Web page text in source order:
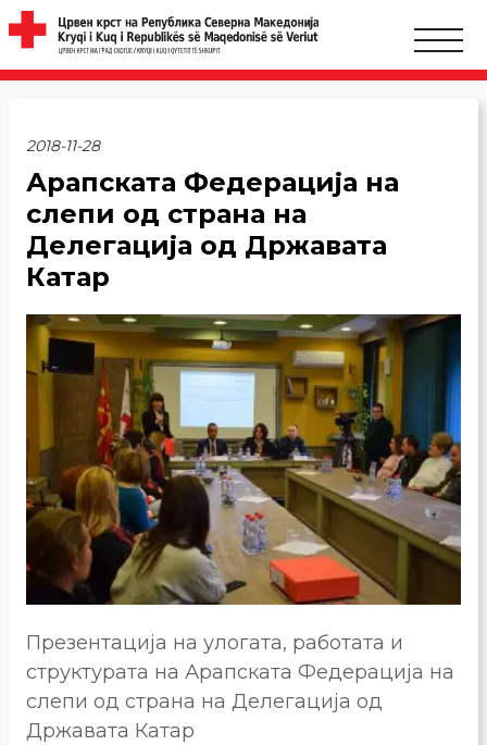
2018-11-28
Арапската Федерација на
слепи од страна на
Делегација од Државата
Катар
Презентација на улогата, работата и
структурата на Арапската Федерација на
слепи од страна на Делегација од
Државата Катар